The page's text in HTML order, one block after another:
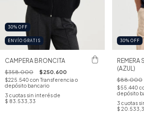
30% OFF
ENVÍO GRATIS
CAMPERA BRONCITA
$358.000 $250.600
$225.540 con Transferencia o
depósito bancario
3 cuotas sin interés de
$ 83.533,33
30% OFF
REMERA
(AZUL)
$88.000
$55.440
depósito
3 cuotas
$